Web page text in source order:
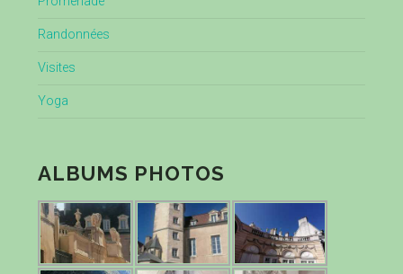
Randonnées
Visites
Yoga
ALBUMS PHOTOS